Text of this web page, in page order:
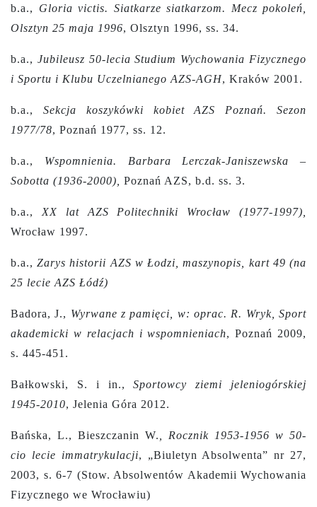
b.a., Gloria victis. Siatkarze siatkarzom. Mecz pokoleń,
Olsztyn 25 maja 1996, Olsztyn 1996, ss. 34.
b.a., Jubileusz 50-lecia Studium Wychowania Fizycznego
i Sportu i Klubu Uczelnianego AZS-AGH, Kraków 2001.
b.a., Sekcja koszykówki kobiet AZS Poznań. Sezon
1977/78, Poznań 1977, ss. 12.
b.a., Wspomnienia. Barbara Lerczak-Janiszewska –
Sobotta (1936-2000),
Poznań AZS, b.d. ss. 3.
b.a., XX lat AZS Politechniki Wrocław (1977-1997),
Wrocław 1997.
b.a.,Zarys historii AZS w Łodzi, maszynopis, kart 49 (na
25 lecie AZS Łódź)
Badora, J., Wyrwane z pamięci, w: oprac. R. Wryk, Sport
akademicki w relacjach i wspomnieniach, Poznań 2009,
s. 445-451.
Bałkowski, S. i in.,Sportowcy ziemi jeleniogórskiej
1945-2010, Jelenia Góra 2012.
Bańska, L., Bieszczanin W.
Rocznik 1953-1956 w 50-
cio lecie immatrykulacji, „Biuletyn Absolwenta” nr 27,
2003, s. 6-7 (Stow. Absolwentów Akademii Wychowania
Fizycznego we Wrocławiu)